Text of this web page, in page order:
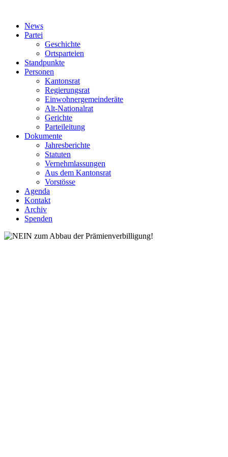
News
Partei
Geschichte
Ortsparteien
Standpunkte
Personen
Kantonsrat
Regierungsrat
Einwohnergemeinderäte
Alt-Nationalrat
Gerichte
Parteileitung
Dokumente
Jahresberichte
Statuten
Vernehmlassungen
Aus dem Kantonsrat
Vorstösse
Agenda
Kontakt
Archiv
Spenden